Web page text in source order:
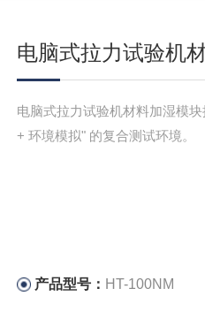
电脑式拉力试验机
电脑式拉力试验机材料加湿模
+ 环境模拟" 的复合测试环境。
产品型号： HT-100NM